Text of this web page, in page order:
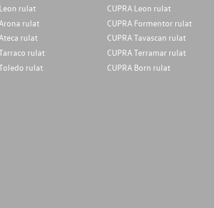
rulat
rulat
rulat
rulat
rulat
CUPRA Leon rulat
CUPRA Formentor rulat
CUPRA Tavascan rulat
CUPRA Terramar rulat
CUPRA Born rulat